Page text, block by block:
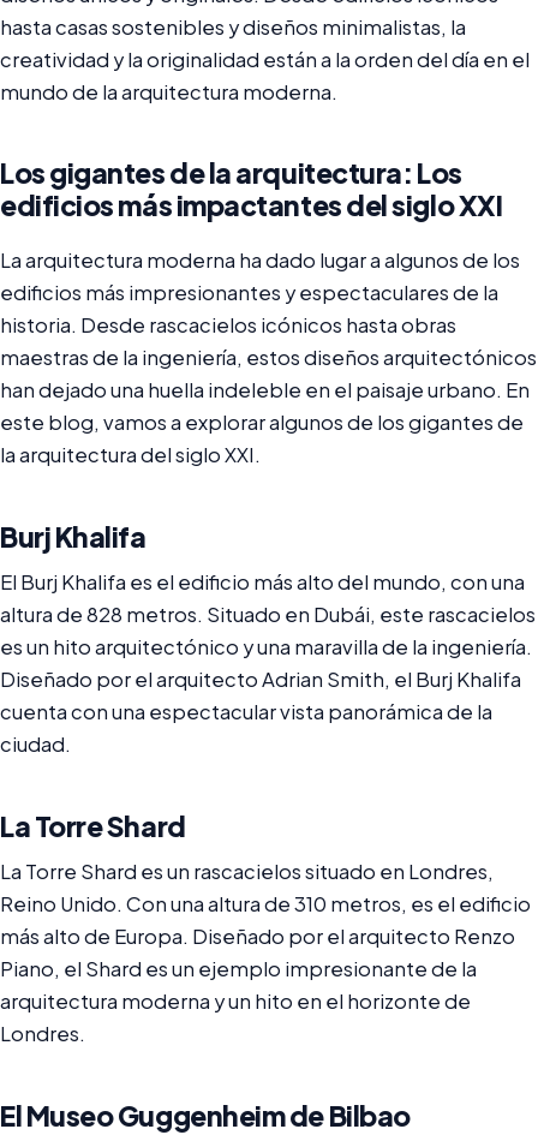
hasta casas sostenibles y diseños minimalistas, la
creatividad y la originalidad están a la orden del día en el
mundo de la arquitectura moderna.
Los gigantes de la arquitectura: Los
edificios más impactantes del siglo XXI
La arquitectura moderna ha dado lugar a algunos de los
edificios más impresionantes y espectaculares de la
historia. Desde rascacielos icónicos hasta obras
maestras de la ingeniería, estos diseños arquitectónicos
han dejado una huella indeleble en el paisaje urbano. En
este blog, vamos a explorar algunos de los gigantes de
la arquitectura del siglo XXI.
Burj Khalifa
El Burj Khalifa es el edificio más alto del mundo, con una
altura de 828 metros. Situado en Dubái, este rascacielos
es un hito arquitectónico y una maravilla de la ingeniería.
Diseñado por el arquitecto Adrian Smith, el Burj Khalifa
cuenta con una espectacular vista panorámica de la
ciudad.
La Torre Shard
La Torre Shard es un rascacielos situado en Londres,
Reino Unido. Con una altura de 310 metros, es el edificio
más alto de Europa. Diseñado por el arquitecto Renzo
Piano, el Shard es un ejemplo impresionante de la
arquitectura moderna y un hito en el horizonte de
Londres.
El Museo Guggenheim de Bilbao